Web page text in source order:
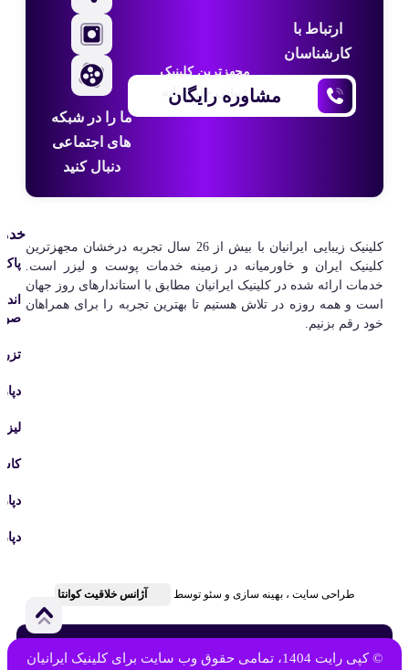
ارتباط با
کارشناسان
مشاوره رایگان
مجهزترین کلینیک
زیبایی خاورمیانه
ما را در شبکه
های اجتماعی
دنبال کنید
کلینیک‌ زیبایی ایرانیان با بیش از 26 سال تجربه درخشان مجهزترین
کلینیک ایران و خاورمیانه در زمینه خدمات پوست و لیزر است.
خدمات ارائه شده در کلینیک ایرانیان مطابق با استاندارهای روز جهان
است و همه روزه در تلاش هستیم تا بهترین تجربه را برای همراهان
خود رقم بزنیم.
پاک
طراحی سایت ، بهینه سازی و سئو توسط آژانس خلاقیت کوانتا
© کپی رایت 1404، تمامی حقوق وب سایت برای کلینیک ایرانیان